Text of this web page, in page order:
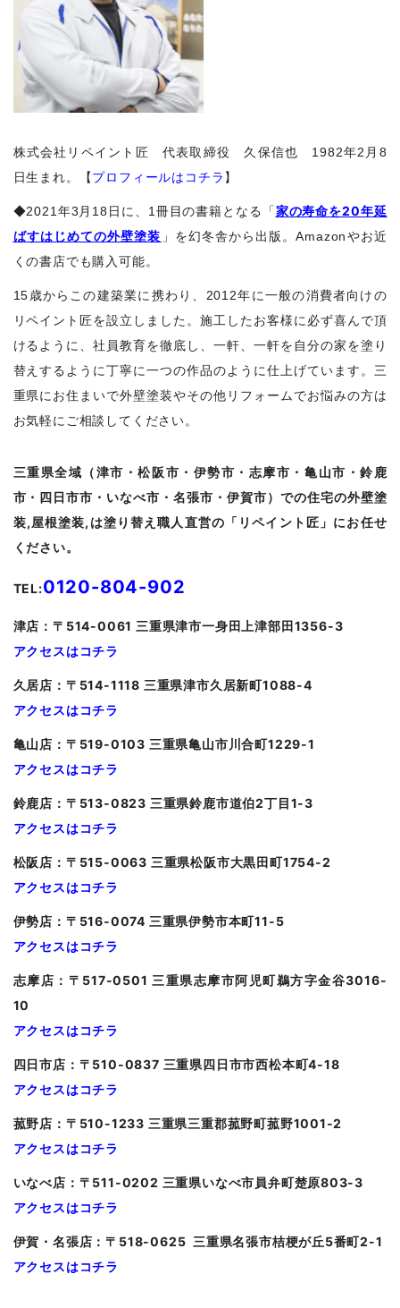
株式会社リペイント匠 代表取締役 久保信也 1982年2月8
日生まれ。【プロフィールはコチラ 】
◆2021年3月18日に、1冊目の書籍となる「家の寿命を20年延
ばすはじめての外壁塗装 」を幻冬舎から出版。Amazonやお近
くの書店でも購入可能。
15歳からこの建築業に携わり、2012年に一般の消費者向けの
リペイント匠を設立しました。施工したお客様に必ず喜んで頂
けるように、社員教育を徹底し、一軒、一軒を自分の家を塗り
替えするように丁寧に一つの作品のように仕上げています。三
重県にお住まいで外壁塗装やその他リフォームでお悩みの方は
お気軽にご相談してください。
三重県全域（津市・松阪市・伊勢市・志摩市・亀山市・鈴鹿
市・四日市市・いなべ市・名張市・伊賀市）での住宅の外壁塗
装,屋根塗装,は塗り替え職人直営の「リペイント匠」にお任せ
ください。
TEL:0120-804-902
津店：〒514-0061 三重県津市一身田上津部田1356-3
アクセスはコチラ
久居店：〒514-1118 三重県津市久居新町1088-4
アクセスはコチラ
亀山 店：〒519-0103 三重県亀山市川合町1229-1
アクセスはコチラ
鈴鹿店：〒513-0823 三重県鈴鹿市道伯2丁目1-3
アクセスはコチラ
松阪店：〒515-0063 三重県松阪市大黒田町1754-2
アクセスはコチラ
伊勢店：〒516-0074 三重県伊勢市本町11-5
アクセスはコチラ
志摩店：〒517-0501 三重県志摩市阿児町鵜方字金谷3016-
10
アクセスはコチラ
四日市店：〒510-0837 三重県四日市市西松本町4-18
アクセスはコチラ
菰野店：〒510-1233 三重県三重郡菰野町菰野1001-2
アクセスはコチラ
いなべ店：〒511-0202 三重県いなべ市員弁町楚原803-3
アクセスはコチラ
伊賀・名張店：〒518-0625 三重県名張市桔梗が丘5番町2-1
アクセスはコチラ